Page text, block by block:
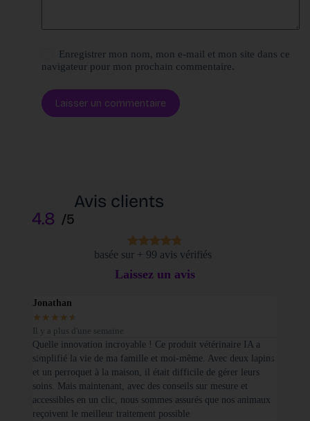
Enregistrer mon nom, mon e-mail et mon site dans ce
navigateur pour mon prochain commentaire.
Laisser un commentaire
Avis clients
4.8 /5
basée sur + 99 avis vérifiés
Laissez un avis
Jonathan
★ ★ ★ ★ ★
Il y a plus d'une semaine
Quelle innovation incroyable ! Ce produit vétérinaire IA a
simplifié la vie de ma famille et moi-même. Avec deux lapins
et un perroquet à la maison, il était difficile de gérer leurs
soins. Mais maintenant, avec des conseils sur mesure et
accessibles en un clic, nous sommes assurés que nos animaux
reçoivent le meilleur traitement possible